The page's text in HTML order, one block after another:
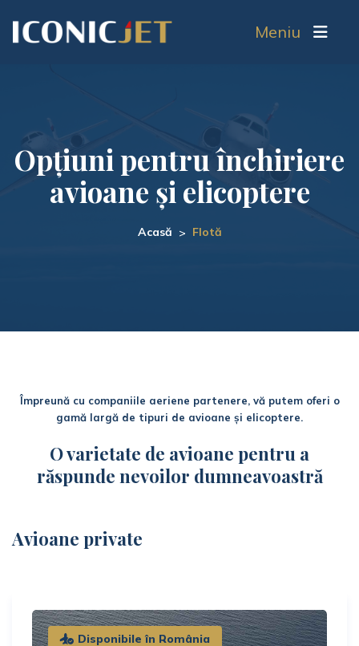
Meniu
Opțiuni pentru închiriere
avioane și elicoptere
Acasă Flotă
Împreună cu companiile aeriene partenere, vă putem oferi o
gamă largă de tipuri de avioane și elicoptere.
O varietate de avioane pentru a
răspunde nevoilor dumneavoastră
Avioane private
Disponibile în România